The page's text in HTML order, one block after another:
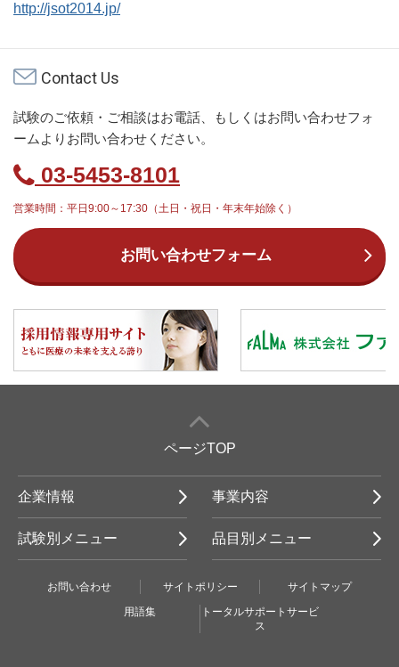
http://jsot2014.jp/
Contact Us
試験のご依頼・ご相談はお電話、もしくはお問い合わせフォ
ームよりお問い合わせください。
03-5453-8101
営業時間：平日9:00～17:30（土日・祝日・年末年始除く）
お問い合わせフォーム
ページTOP
企業情報 事業内容
試験別メニュー 品目別メニュー
お問い合わせ サイトポリシー
サイトマップ
用語集
トータルサポートサービ
ス